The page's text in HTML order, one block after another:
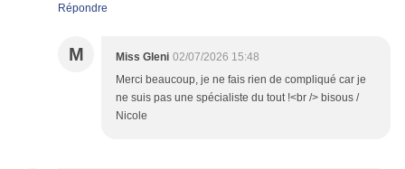
Répondre
M Miss Gleni 02/07/2026 15:48
Merci beaucoup, je ne fais rien de compliqué car je
ne suis pas une spécialiste du tout !<br /> bisous /
Nicole